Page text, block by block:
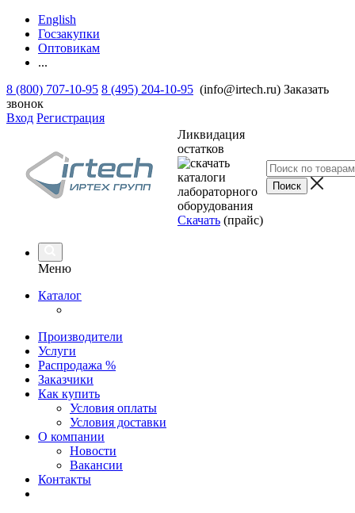
English
Госзакупки
Оптовикам
...
8 (800) 707-10-95 8 (495) 204-10-95 (info@irtech.ru) Заказать
звонок
Вход Регистрация
Ликвидация
остатков
Скачать (прайс)
Меню
Каталог
Производители
Услуги
Распродажа %
Заказчики
Как купить
Условия оплаты
Условия доставки
О компании
Новости
Вакансии
Контакты